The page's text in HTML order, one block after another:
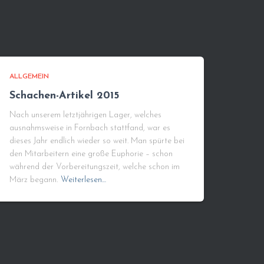
ALLGEMEIN
Schachen-Artikel 2015
Nach unserem letztjährigen Lager, welches
ausnahmsweise in Fornbach stattfand, war es
dieses Jahr endlich wieder so weit. Man spürte bei
den Mitarbeitern eine große Euphorie – schon
während der Vorbereitungszeit, welche schon im
März begann. Weiterlesen…